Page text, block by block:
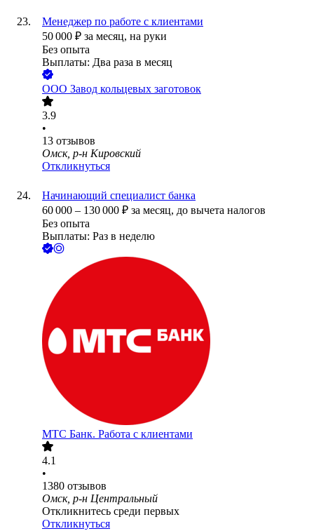
Менеджер по работе с клиентами
50 000 ₽ за месяц, на руки
Без опыта
Выплаты: Два раза в месяц
ООО Завод кольцевых заготовок
3.9
•
13 отзывов
Омск, р-н Кировский
Откликнуться
Начинающий специалист банка
60 000 – 130 000 ₽ за месяц, до вычета налогов
Без опыта
Выплаты: Раз в неделю
МТС Банк. Работа с клиентами
4.1
•
1380 отзывов
Омск, р-н Центральный
Откликнитесь среди первых
Откликнуться